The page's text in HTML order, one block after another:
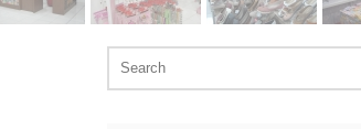
for: